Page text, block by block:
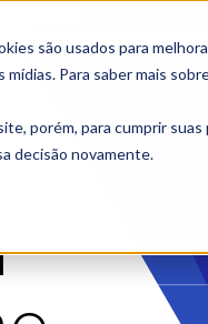
são usados ​​para
Para saber mais
porém, para cumprir
decisão novamente.